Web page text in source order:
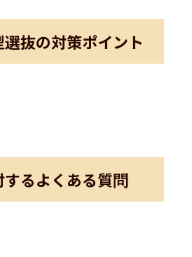
抜の対策ポイント
るよくある質問